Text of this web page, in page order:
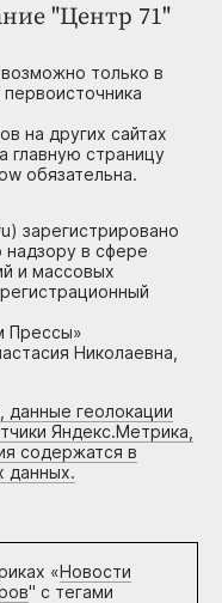
"Центр 71"
только в
на других сайтах
главную страницу
обязательна.
зарегистрировано
в сфере
и массовых
Прессы»
Николаевна,
данные геолокации
Яндекс.Метрика,
содержатся в
данных.
«Новости
" с тегами